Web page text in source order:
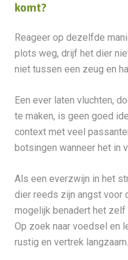
komt?
Reageer op dezelfde
plots weg, drijf het dier
niet tussen een zeug en
Een ever laten vluchten,
te maken, is geen goed
context met veel
botsingen wanneer het in
Als een everzwijn in het
dier reeds zijn angst voor
mogelijk benadert het zelf
Op zoek naar voedsel en
rustig en vertrek langzaam.